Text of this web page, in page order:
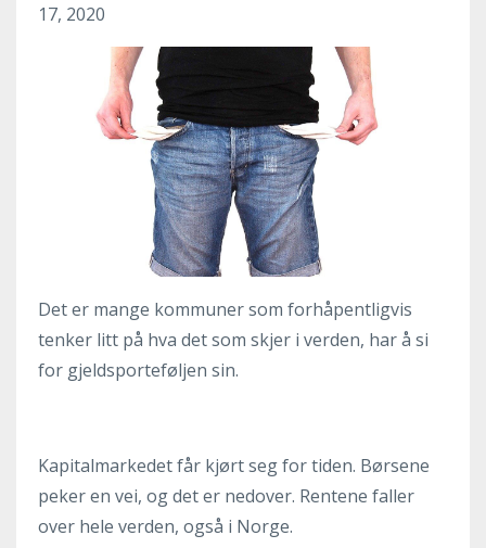
17, 2020
Det er mange kommuner som forhåpentligvis
tenker litt på hva det som skjer i verden, har å si
for gjeldsporteføljen sin.
Kapitalmarkedet får kjørt seg for tiden. Børsene
peker en vei, og det er nedover. Rentene faller
over hele verden, også i Norge.